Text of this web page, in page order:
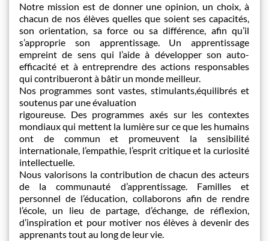
Notre mission est de donner une opinion, un choix, à
chacun de nos élèves quelles que soient ses capacités,
son orientation, sa force ou sa différence, afin qu’il
s’approprie son apprentissage. Un apprentissage
empreint de sens qui l’aide à développer son auto-
efficacité et à entreprendre des actions responsables
qui contribueront à bâtir un monde meilleur.
Nos programmes sont vastes, stimulants,équilibrés et
soutenus par une évaluation
rigoureuse. Des programmes axés sur les contextes
mondiaux qui mettent la lumière sur ce que les humains
ont de commun et promeuvent la sensibilité
internationale, l’empathie, l’esprit critique et la curiosité
intellectuelle.
Nous valorisons la contribution de chacun des acteurs
de la communauté d’apprentissage. Familles et
personnel de l’éducation, collaborons afin de rendre
l’école, un lieu de partage, d’échange, de réflexion,
d’inspiration et pour motiver nos élèves à devenir des
apprenants tout au long de leur vie.